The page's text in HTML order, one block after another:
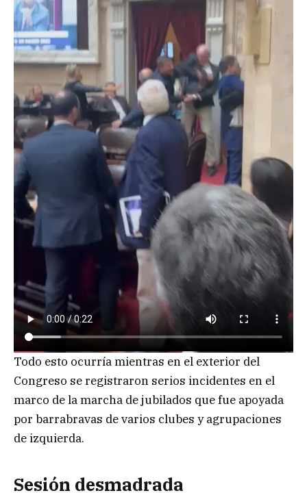
Todo esto ocurría mientras en el exterior del
Congreso se registraron serios incidentes en el
marco de la marcha de jubilados que fue apoyada
por barrabravas de varios clubes y agrupaciones
de izquierda.
Sesión desmadrada